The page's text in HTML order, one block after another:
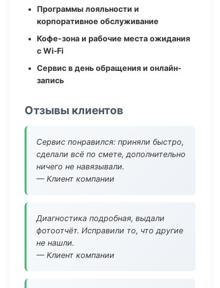
Программы лояльности и
корпоративное обслуживание
Кофе-зона и рабочие места ожидания
с Wi‑Fi
Сервис в день обращения и онлайн-
запись
Отзывы клиентов
Сервис понравился: приняли быстро,
сделали всё по смете, дополнительно
ничего не навязывали.
— Клиент компании
Диагностика подробная, выдали
фотоотчёт. Исправили то, что другие
не нашли.
— Клиент компании